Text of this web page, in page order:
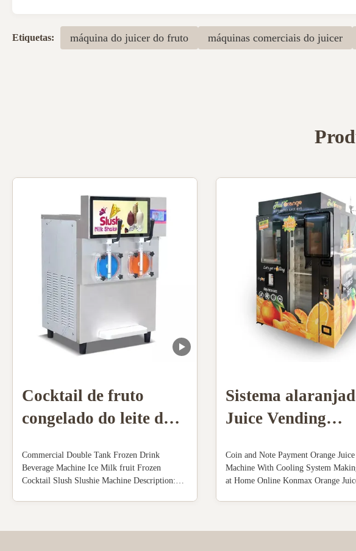
Etiquetas: máquina do juicer do fruto máquinas comerciais do juicer
Cocktail de fruto
congelado do leite da
lama do gelo do
tanque máquina dobro
Commercial Double Tank Frozen Drink
Beverage Machine Ice Milk fruit Frozen
Cocktail Slush Slushie Machine Description:
light box. Full transparent dispenser, you can
Sistema
Juice Vending
do pagamento da
Coin and Note Payment Orange
Machine With Cooling System
at Home Online Konmax Orange
squeezed orange juice in 60 seconds...